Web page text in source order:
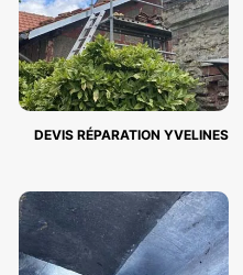
DEVIS RÉPARATION YVELINES